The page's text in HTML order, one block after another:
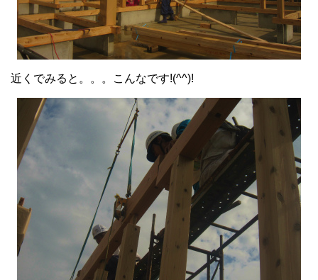
近くでみると。。。こんなです!(^^)!